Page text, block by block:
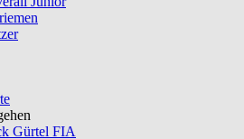
Gürtel FIA